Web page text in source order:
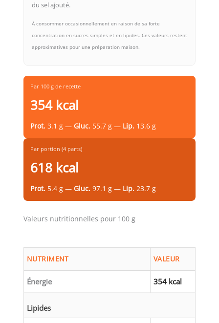
du sel ajouté.
À consommer occasionnellement en raison de sa forte
concentration en sucres simples et en lipides. Ces valeurs restent
approximatives pour une préparation maison.
Par 100 g de recette
354 kcal
Prot. 3.1 g — Gluc. 55.7 g — Lip. 13.6 g
Par portion (4 parts)
618 kcal
Prot. 5.4 g — Gluc. 97.1 g — Lip. 23.7 g
Valeurs nutritionnelles pour 100 g
NUTRIMENT VALEUR
Énergie 354 kcal
Lipides